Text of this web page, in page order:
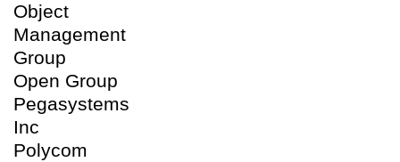
Object
Management
Group
Open Group
Pegasystems
Inc
Polycom